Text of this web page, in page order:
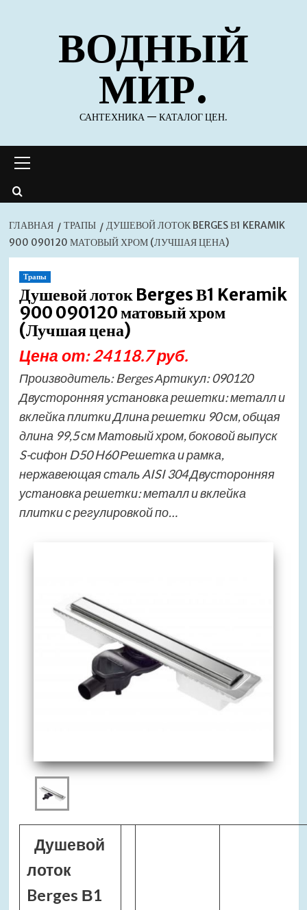
содержимомуВОДНЫЙ
МИР.
САНТЕХНИКА — КАТАЛОГ ЦЕН.
меню
ГЛАВНАЯ ТРАПЫ
ДУШЕВОЙ ЛОТОК BERGES В1 KERAMIK
900 090120 МАТОВЫЙ ХРОМ (ЛУЧШАЯ ЦЕНА)
Трапы
Душевой лоток Berges В1 Keramik
900 090120 матовый хром
(Лучшая цена)
Цена от: 24118.7 руб.
Производитель: Berges Артикул: 090120
Двусторонняя установка решетки: металл и
вклейка плитки Длина решетки 90 см, общая
длина 99,5 см Матовый хром, боковой выпуск
S-сифон D50 H60 Решетка и рамка,
нержавеющая сталь AISI 304 Двусторонняя
установка решетки: металл и вклейка
плитки с регулировкой по…
Душевой
лоток
Berges В1